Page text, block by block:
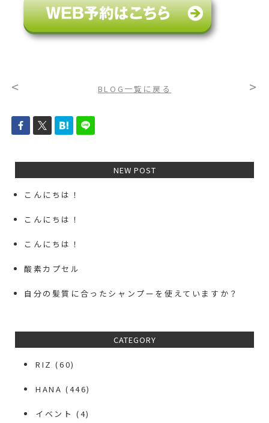
< BLOG一覧に戻る >
NEW POST
こんにちは！
こんにちは！
こんにちは！
酸素カプセル
自分の髪質に合ったシャンプーを使えていますか？
CATEGORY
RIZ (60)
HANA (446)
イベント (4)